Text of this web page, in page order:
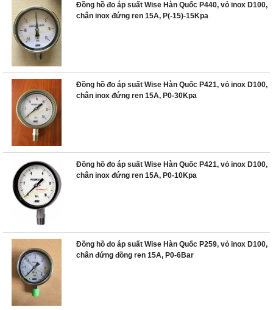
Đồng hồ đo áp suất Wise Hàn Quốc P440, vỏ inox D100,
chân inox đứng ren 15A, P(-15)-15Kpa
Đồng hồ đo áp suất Wise Hàn Quốc P421, vỏ inox D100,
chân inox đứng ren 15A, P0-30Kpa
Đồng hồ đo áp suất Wise Hàn Quốc P421, vỏ inox D100,
chân inox đứng ren 15A, P0-10Kpa
Đồng hồ đo áp suất Wise Hàn Quốc P259, vỏ inox D100,
chân đứng đồng ren 15A, P0-6Bar